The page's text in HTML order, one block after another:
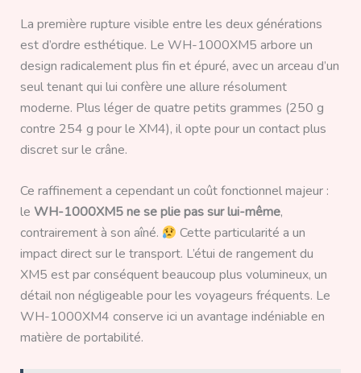
La première rupture visible entre les deux générations
est d’ordre esthétique. Le WH-1000XM5 arbore un
design radicalement plus fin et épuré, avec un arceau d’un
seul tenant qui lui confère une allure résolument
moderne. Plus léger de quatre petits grammes (250 g
contre 254 g pour le XM4), il opte pour un contact plus
discret sur le crâne.
Ce raffinement a cependant un coût fonctionnel majeur :
le WH-1000XM5 ne se plie pas sur lui-même,
contrairement à son aîné.
Cette particularité a un
impact direct sur le transport. L’étui de rangement du
XM5 est par conséquent beaucoup plus volumineux, un
détail non négligeable pour les voyageurs fréquents. Le
WH-1000XM4 conserve ici un avantage indéniable en
matière de portabilité.